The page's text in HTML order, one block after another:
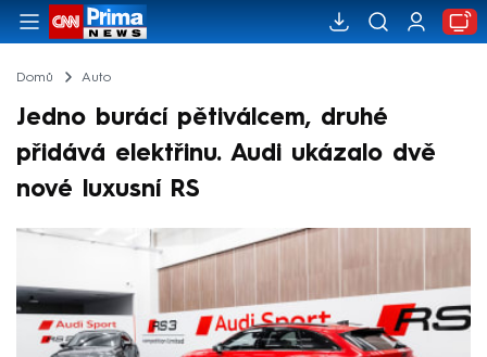
Domů Auto
Jedno burácí pětiválcem, druhé
přidává elektřinu. Audi ukázalo dvě
nové luxusní RS